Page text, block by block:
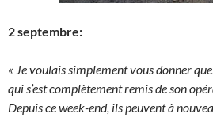
2 septembre:
« Je voulais simplement vous donner
qui s’est complètement remis de son
Depuis ce week-end, ils peuvent à